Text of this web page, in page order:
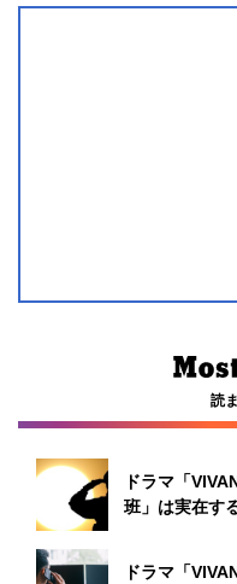
読
ドラマ「
班」は実在す
ドラマ「